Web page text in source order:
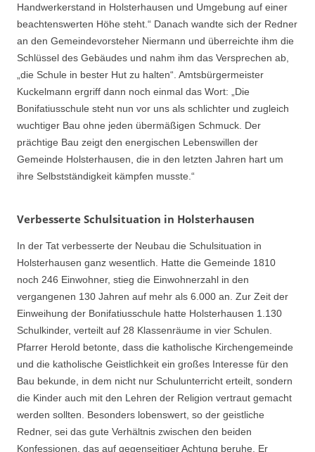
Handwerkerstand in Holsterhausen und Umgebung auf einer
beachtenswerten Höhe steht.“ Danach wandte sich der Redner
an den Gemeindevorsteher Niermann und überreichte ihm die
Schlüssel des Gebäudes und nahm ihm das Versprechen ab,
„die Schule in bester Hut zu halten“. Amtsbürgermeister
Kuckelmann ergriff dann noch einmal das Wort: „Die
Bonifatiusschule steht nun vor uns als schlichter und zugleich
wuchtiger Bau ohne jeden übermäßigen Schmuck. Der
prächtige Bau zeigt den energischen Lebenswillen der
Gemeinde Holsterhausen, die in den letzten Jahren hart um
ihre Selbstständigkeit kämpfen musste.“
Verbesserte Schulsituation in Holsterhausen
In der Tat verbesserte der Neubau die Schulsituation in
Holsterhausen ganz wesentlich. Hatte die Gemeinde 1810
noch 246 Einwohner, stieg die Einwohnerzahl in den
vergangenen 130 Jahren auf mehr als 6.000 an. Zur Zeit der
Einweihung der Bonifatiusschule hatte Holsterhausen 1.130
Schulkinder, verteilt auf 28 Klassenräume in vier Schulen.
Pfarrer Herold betonte, dass die katholische Kirchengemeinde
und die katholische Geistlichkeit ein großes Interesse für den
Bau bekunde, in dem nicht nur Schulunterricht erteilt, sondern
die Kinder auch mit den Lehren der Religion vertraut gemacht
werden sollten. Besonders lobenswert, so der geistliche
Redner, sei das gute Verhältnis zwischen den beiden
Konfessionen, das auf gegenseitiger Achtung beruhe. Er